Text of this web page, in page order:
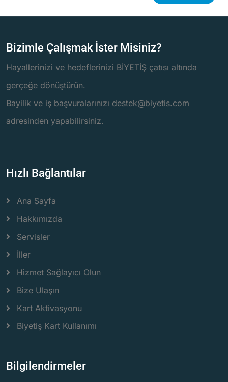
Bizimle Çalışmak İster Misiniz?
Hayallerinizi ve hedeflerinizi BİYETİŞ çatısı altında
gerçeğe dönüştürün.
Bayilik ve iş başvuralarınızı destek@biyetis.com
adresinden yapabilirsiniz.
Hızlı Bağlantılar
Ana Sayfa
Hakkımızda
Servisler
İller
Hizmet Sağlayıcı Olun
Bize Ulaşın
Kart Aktivasyonu
Biyetiş Kart Kullanımı
Bilgilendirmeler